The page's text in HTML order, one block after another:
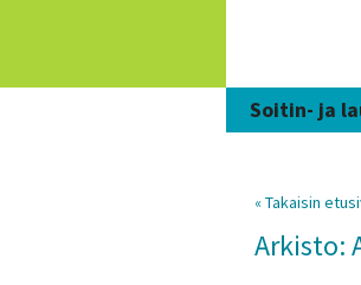
Soitin- ja
« Takaisin
Arkisto: